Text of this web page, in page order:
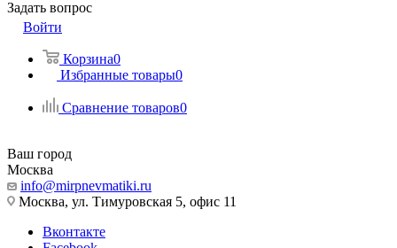
Задать вопрос
Войти
Корзина0
Избранные товары0
Сравнение товаров0
Ваш город
Москва
info@mirpnevmatiki.ru
Москва, ул. Тимуровская 5, офис 11
Вконтакте